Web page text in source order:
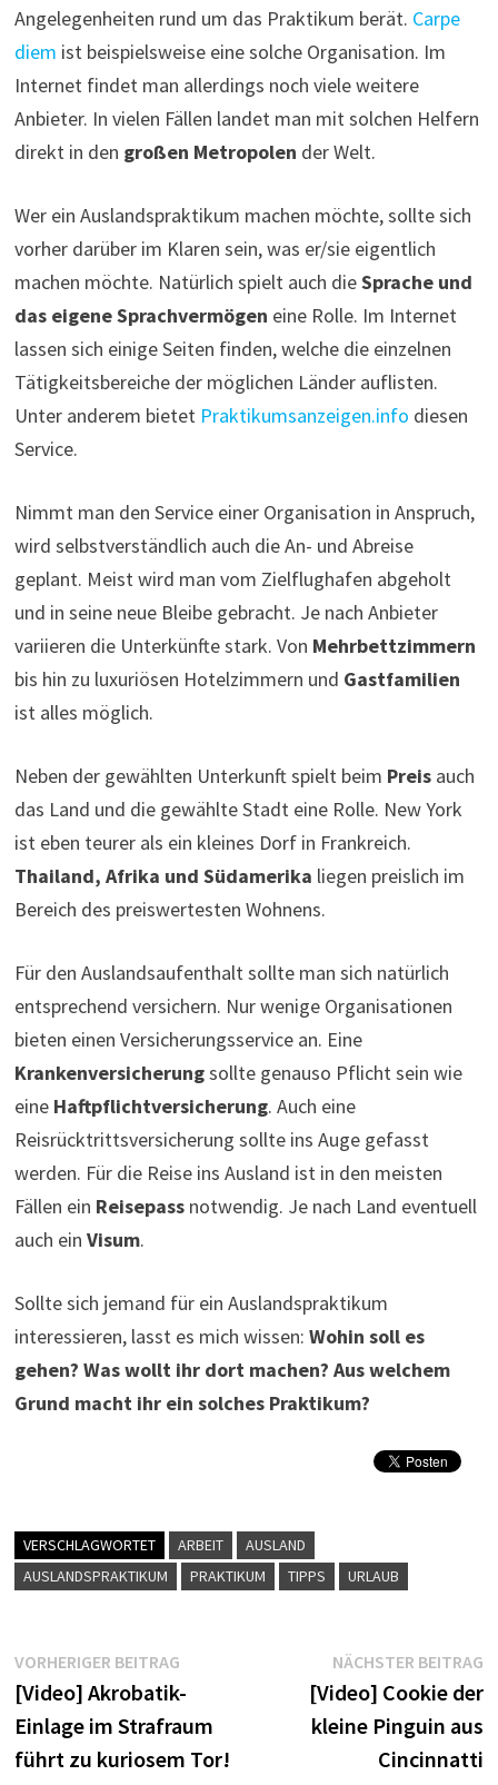
Angelegenheiten rund um das Praktikum berät. Carpe
diem ist beispielsweise eine solche Organisation. Im
Internet findet man allerdings noch viele weitere
Anbieter. In vielen Fällen landet man mit solchen Helfern
direkt in den großen Metropolen der Welt.
Wer ein Auslandspraktikum machen möchte, sollte sich
vorher darüber im Klaren sein, was er/sie eigentlich
machen möchte. Natürlich spielt auch dieSprache und
das eigene Sprachvermögen eine Rolle. Im Internet
lassen sich einige Seiten finden, welche die einzelnen
Tätigkeitsbereiche der möglichen Länder auflisten.
Unter anderem bietet Praktikumsanzeigen.info diesen
Service.
Nimmt man den Service einer Organisation in Anspruch,
wird selbstverständlich auch die An- und Abreise
geplant. Meist wird man vom Zielflughafen abgeholt
und in seine neue Bleibe gebracht. Je nach Anbieter
variieren die Unterkünfte stark. Von Mehrbettzimmern
bis hin zu luxuriösen Hotelzimmern und Gastfamilien
ist alles möglich.
Neben der gewählten Unterkunft spielt beim Preis auch
das Land und die gewählte Stadt eine Rolle. New York
ist eben teurer als ein kleines Dorf in Frankreich.
Thailand, Afrika und Südamerika liegen preislich im
Bereich des preiswertesten Wohnens.
Für den Auslandsaufenthalt sollte man sich natürlich
entsprechend versichern. Nur wenige Organisationen
bieten einen Versicherungsservice an. Eine
Krankenversicherungsollte genauso Pflicht sein wie
eine Haftpflichtversicherung. Auch eine
Reisrücktrittsversicherung sollte ins Auge gefasst
werden. Für die Reise ins Ausland ist in den meisten
Fällen ein Reisepass notwendig. Je nach Land eventuell
auch ein Visum.
Sollte sich jemand für ein Auslandspraktikum
interessieren, lasst es mich wissen: Wohin soll es
gehen? Was wollt ihr dort machen? Aus welchem
Grund macht ihr ein solches Praktikum?
VERSCHLAGWORTET ARBEIT
AUSLAND
AUSLANDSPRAKTIKUM
PRAKTIKUM TIPPS URLAUB
Beitragsnavigation
VORHERIGER BEITRAGVorheriger
Beitrag:
[Video] Akrobatik-
Einlage im Strafraum
führt zu kuriosem Tor!
NÄCHSTER BEITRAG
[Video] Cookie der
kleine Pinguin aus
Cincinnatti